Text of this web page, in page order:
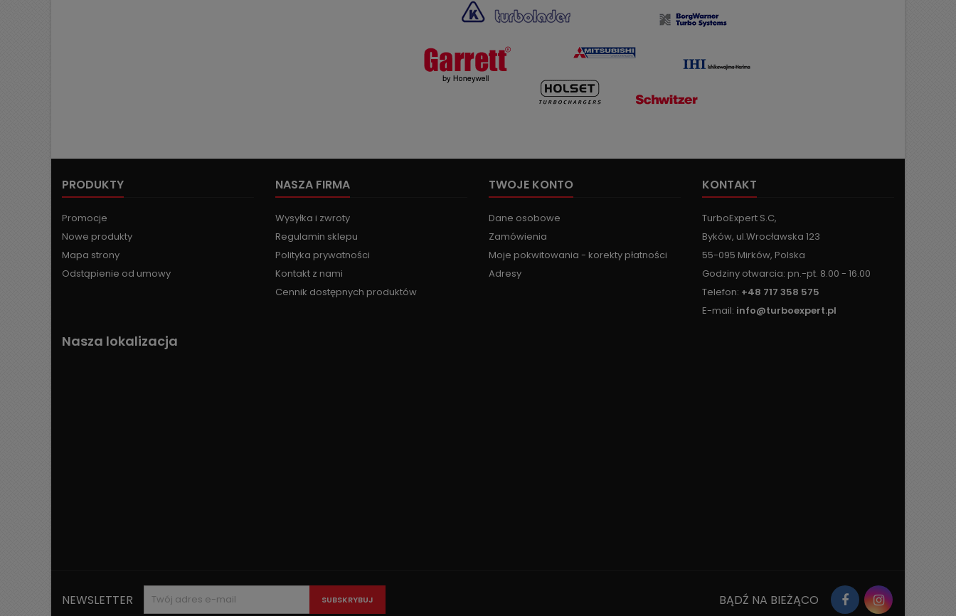
PRODUKTY
Promocje
Nowe produkty
Mapa strony
Odstąpienie od umowy
NASZA FIRMA
Wysyłka i zwroty
Regulamin sklepu
Polityka prywatności
Kontakt z nami
Cennik dostępnych produktów
TWOJE KONTO
Dane osobowe
Zamówienia
Moje pokwitowania - korekty płatności
Adresy
KONTAKT
TurboExpert S.C,
Byków, ul.Wrocławska 123
55-095 Mirków, Polska
Godziny otwarcia: pn.-pt. 8.00 - 16.00
Telefon: +48 717 358 575
E-mail: info@turboexpert.pl
Nasza lokalizacja
NEWSLETTER BĄDŹ NA BIEŻĄCO